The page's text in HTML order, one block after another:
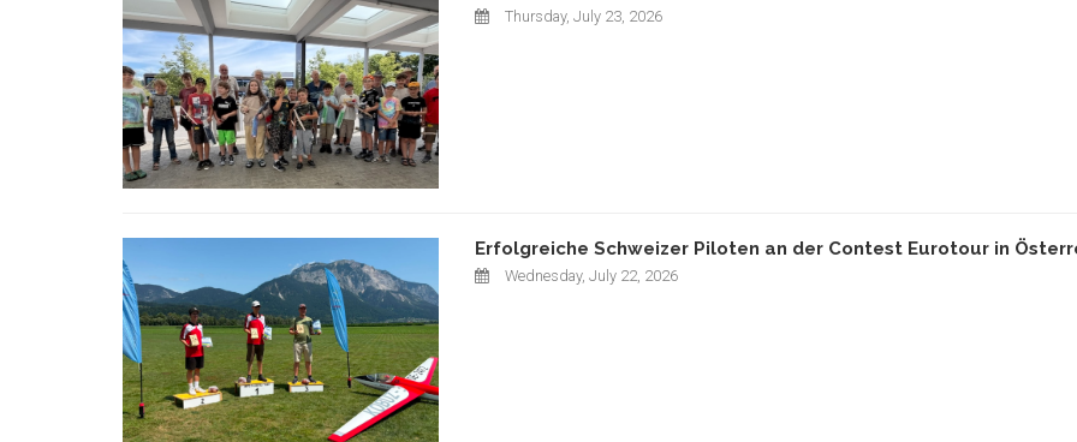
Thursday, July 23, 2026
Erfolgreiche Schweizer Piloten an der Contest Eurotour in
Wednesday, July 22, 2026